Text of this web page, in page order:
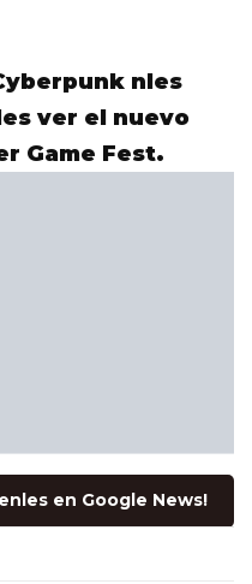
nles
ver el nuevo
Game Fest.
en Google News!